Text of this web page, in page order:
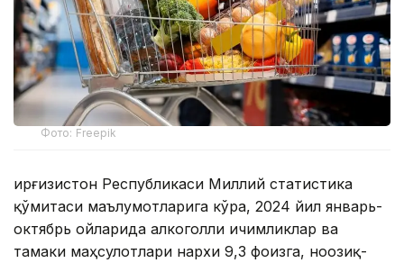
Фото: Freepik
Қирғизистон Республикаси Миллий статистика
қўмитаси маълумотларига кўра, 2024 йил январь-
октябрь ойларида алкоголли ичимликлар ва
тамаки маҳсулотлари нархи 9,3 фоизга, ноозиқ-